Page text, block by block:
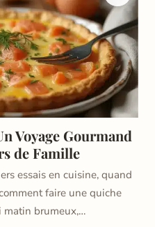
Voyage Gourmand
de Famille
essais en cuisine, quand
faire une quiche
matin brumeux,…